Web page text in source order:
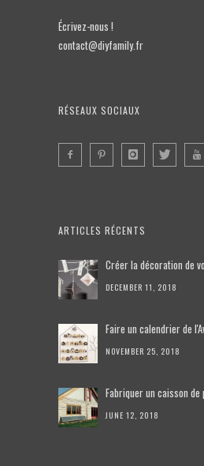
Écrivez-nous !
contact@diyfamily.fr
RÉSEAUX SOCIAUX
ARTICLES RÉCENTS
Créer la décoration de
DECEMBER 11, 2018
Faire un calendrier de
NOVEMBER 25, 2018
Fabriquer un caisson de
JUNE 12, 2018